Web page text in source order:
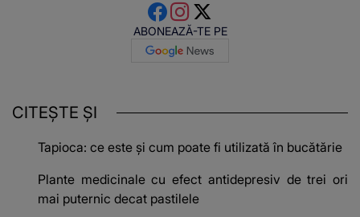
ABONEAZĂ-TE PE
CITEȘTE ȘI
Tapioca: ce este și cum poate fi utilizată în bucătărie
Plante medicinale cu efect antidepresiv de trei ori
mai puternic decat pastilele